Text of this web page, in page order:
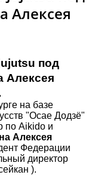
Алексея
под
Алексея
на базе
"Осае Додзё"
по Aikido и
Алексея
Федерации
директор
).